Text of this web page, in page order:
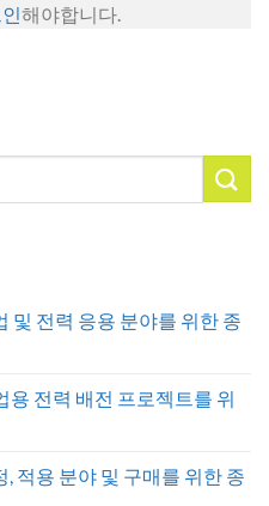
해야합니다.
및 전력 응용 분야를 위한 종
용 전력 배전 프로젝트를 위
적용 분야 및 구매를 위한 종